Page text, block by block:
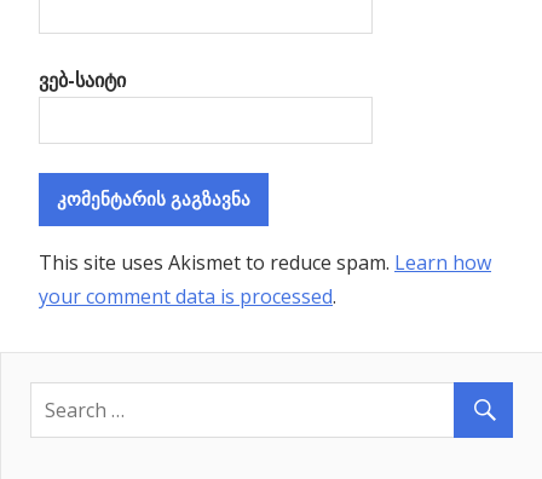
ვებ-საიტი
This site uses Akismet to reduce spam. Learn how
your comment data is processed.